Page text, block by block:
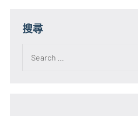
搜尋
for: